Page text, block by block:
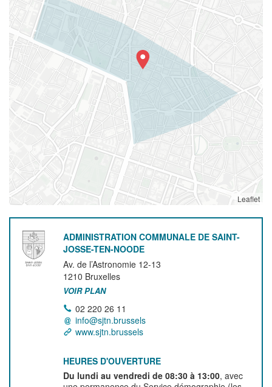
Leaflet
ADMINISTRATION COMMUNALE DE SAINT-
JOSSE-TEN-NOODE
Av. de l’Astronomie 12-13
1210 Bruxelles
VOIR PLAN
02 220 26 11
info@sjtn.brussels
www.sjtn.brussels
HEURES D'OUVERTURE
Du lundi au vendredi de 08:30 à 13:00, avec